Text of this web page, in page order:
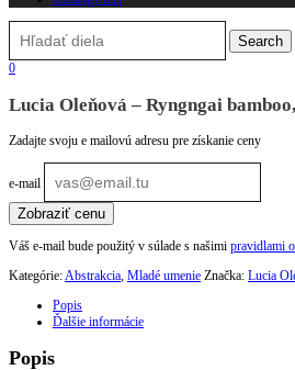
0
Lucia Oleňová – Ryngngai
Zadajte svoju e mailovú adresu pre získanie ceny
e-mail
Zobraziť cenu
Váš e-mail bude použitý v súlade s našimi pravidlami
Kategórie:Abstrakcia, Mladé umenie Značka: Lucia
Popis
Ďalšie informácie
Popis